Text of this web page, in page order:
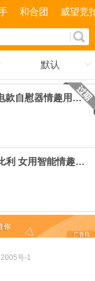
和合团 威望竞
默认
JPT日本猫爪款 震动充电款自慰器情趣用品振动棒女用按摩
SVAKOM 司沃康 Billy 比利 女用智能情趣按摩棒 玫红色 99元包邮（需用券）
号-1